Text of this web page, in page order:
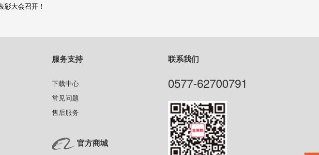
大会召开！
服务支持
下载中心
常见问题
售后服务
官方商城
联系我们
0577-62700791